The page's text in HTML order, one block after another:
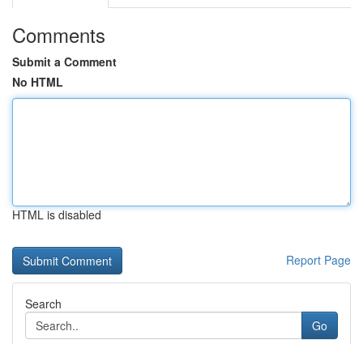
Comments
Submit a Comment
No HTML
HTML is disabled
Report Page
Search
Go